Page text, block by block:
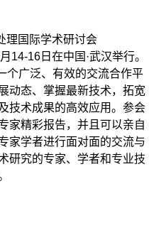
国际学术研讨会
14-16日在中国·武汉举行。
个广泛、有效的交流合作平
动态、掌握最新技术，拓宽
技术成果的高效应用。参会
家精彩报告，并且可以亲自
家学者进行面对面的交流与
研究的专家、学者和专业技